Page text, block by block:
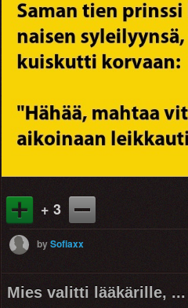
+ 3
bySofiaxx
Mies valitti lääkärille, ...